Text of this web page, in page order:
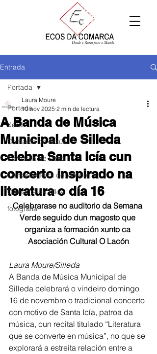
Entrada
Portada
Xeral
Comarca de Arzúa
Comarca de Deza
Comarca Terra de Melide
Comarca da Ulloa
fotografía
Portada
A Banda de Música
Municipal de Silleda
celebra Santa Icía cun
concerto inspirado na
literatura o día 16
Laura Moure
10 nov 2025 2 min de lectura
Celebrarase no auditorio da Semana
Verde seguido dun magosto que
organiza a formación xunto ca
Asociación Cultural O Lacón
Laura Moure/Silleda
A Banda de Música Municipal de
Silleda celebrará o vindeiro domingo
16 de novembro o tradicional concerto
con motivo de Santa Icía, patroa da
música, cun recital titulado “Literatura
que se converte en música”, no que se
explorará a estreita relación entre a